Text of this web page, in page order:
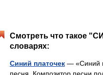
Смотреть что такое
словарях:
Синий платочек — «Синий